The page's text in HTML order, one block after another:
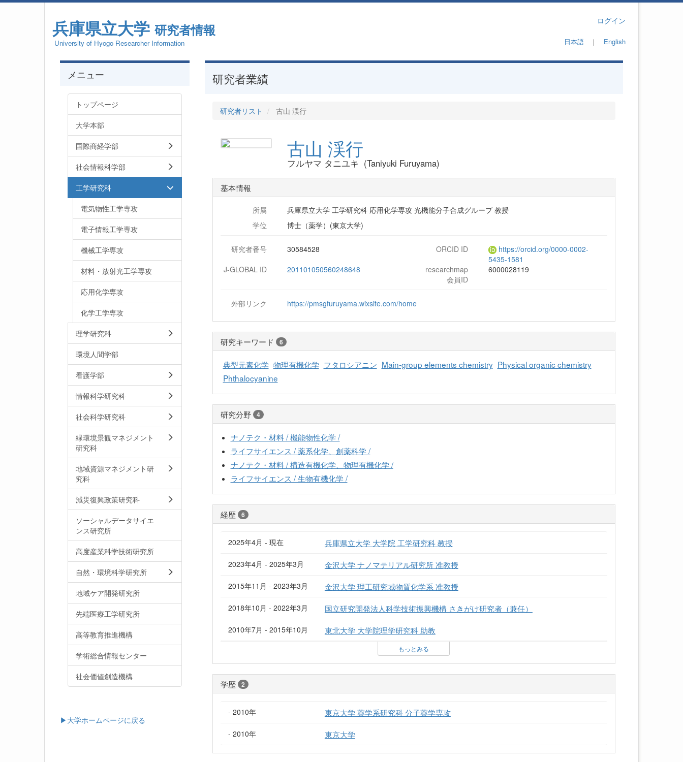
兵庫県立大学 研究者情報
University of Hyogo Researcher Information
ログイン
日本語｜ English
研究者業績
研究者リスト 古山 渓行
古山 渓行
フルヤマ タニユキ (Taniyuki Furuyama)
基本情報
所属
兵庫県立大学 工学研究科 応用化学専攻 光機能分子合成グループ 教授
学位
博士（薬学）(東京大学)
研究者番号 30584528 ORCID ID
https://orcid.org/0000-0002-
5435-1581
J-GLOBAL ID
201101050560248648
researchmap
会員ID
6000028119
外部リンク https://pmsgfuruyama.wixsite.com/home
研究キーワード 6
典型元素化学 物理有機化学 フタロシアニン Main-group elements chemistry Physical organic chemistry
Phthalocyanine
研究分野 4
ナノテク・材料 / 機能物性化学 /
ライフサイエンス / 薬系化学、創薬科学 /
ナノテク・材料 / 構造有機化学、物理有機化学 /
ライフサイエンス / 生物有機化学 /
経歴 6
2025年4月 - 現在 兵庫県立大学 大学院 工学研究科 教授
2023年4月 - 2025年3月 金沢大学 ナノマテリアル研究所 准教授
2015年11月 - 2023年3月 金沢大学 理工研究域物質化学系 准教授
2018年10月 - 2022年3月 国立研究開発法人科学技術振興機構 さきがけ研究者（兼任）
2010年7月 - 2015年10月 東北大学 大学院理学研究科 助教
もっとみる
学歴 2
- 2010年 東京大学 薬学系研究科 分子薬学専攻
- 2010年 東京大学
メニュー
トップページ
大学本部
国際商経学部
社会情報科学部
工学研究科
電気物性工学専攻
電子情報工学専攻
機械工学専攻
材料・放射光工学専攻
応用化学専攻
化学工学専攻
理学研究科
環境人間学部
看護学部
情報科学研究科
社会科学研究科
緑環境景観マネジメント
研究科
地域資源マネジメント研
究科
減災復興政策研究科
ソーシャルデータサイエ
ンス研究所
高度産業科学技術研究所
自然・環境科学研究所
地域ケア開発研究所
先端医療工学研究所
高等教育推進機構
学術総合情報センター
社会価値創造機構
▶大学ホームページに戻る